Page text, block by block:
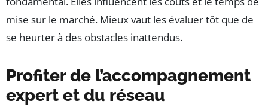
mise sur le marché. Mieux vaut les évaluer tôt que de
se heurter à des obstacles inattendus.
Profiter de l’accompagnement
expert et du réseau